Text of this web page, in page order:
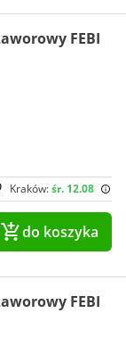
FEBI
Kraków:śr. 12.08
do koszyka
FEBI